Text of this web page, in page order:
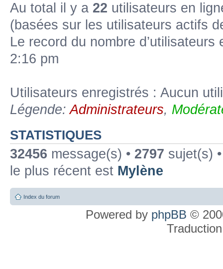
Au total il y a 22 utilisateurs en
(basées sur les utilisateurs actifs
Le record du nombre
2:16 pm
Utilisateurs enregistrés : Aucun
Légende:Administrateurs,
STATISTIQUES
32456 message(s) • 2797 sujet(s)
le plus récent est Mylène
Index du forum
Powered by phpBB ©